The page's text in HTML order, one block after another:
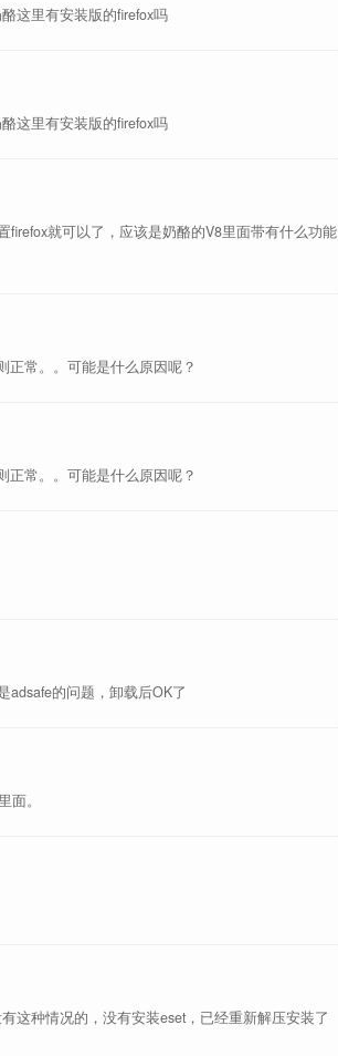
这里有安装版的firefox吗
这里有安装版的firefox吗
就可以了，应该是奶酪的V8里面带有什么功能
正常。。可能是什么原因呢？
正常。。可能是什么原因呢？
adsafe的问题，卸载后OK了
。
这种情况的，没有安装eset，已经重新解压安装了